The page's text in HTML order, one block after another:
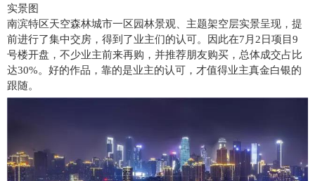
实景图
南滨特区天空森林城市一区园林景观、主题架空层实景呈现，提
前进行了集中交房，得到了业主们的认可。因此在7月2日项目9
号楼开盘，不少业主前来再购，并推荐朋友购买，总体成交占比
达30%。好的作品，靠的是业主的认可，才值得业主真金白银的
跟随。